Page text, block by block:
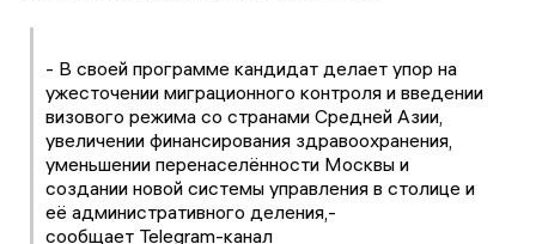
- В своей программе кандидат делает упор на
ужесточении миграционного контроля и введении
визового режима со странами Средней Азии,
увеличении финансирования здравоохранения,
уменьшении перенаселённости Москвы и
создании новой системы управления в столице и
её административного деления,-
сообщает Telegram-канал